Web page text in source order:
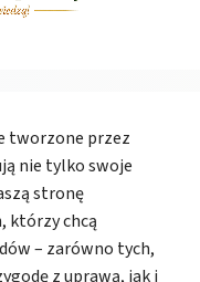
tworzone przez
nie tylko swoje
stronę
którzy chcą
– zarówno tych,
z uprawą, jak i